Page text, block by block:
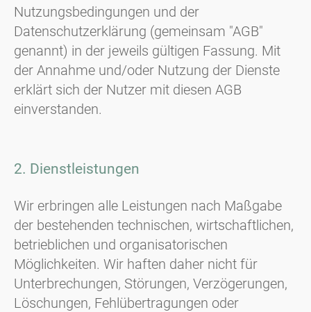
Nutzungsbedingungen und der
Datenschutzerklärung (gemeinsam "AGB"
genannt) in der jeweils gültigen Fassung. Mit
der Annahme und/oder Nutzung der Dienste
erklärt sich der Nutzer mit diesen AGB
einverstanden.
2. Dienstleistungen
Wir erbringen alle Leistungen nach Maßgabe
der bestehenden technischen, wirtschaftlichen,
betrieblichen und organisatorischen
Möglichkeiten. Wir haften daher nicht für
Unterbrechungen, Störungen, Verzögerungen,
Löschungen, Fehlübertragungen oder